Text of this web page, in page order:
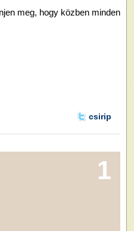
meg, hogy közben minden
csirip
1